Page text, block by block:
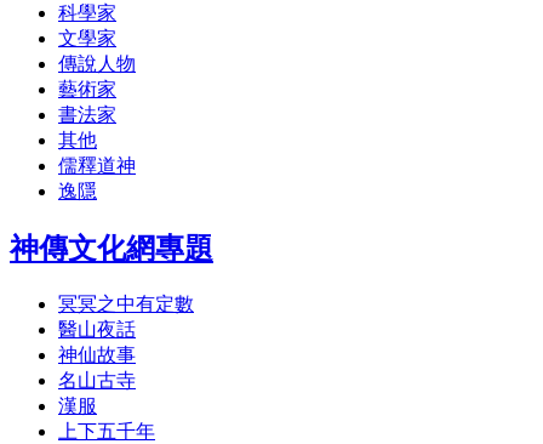
科學家
文學家
傳說人物
藝術家
書法家
其他
儒釋道神
逸隱
神傳文化網專題
冥冥之中有定數
醫山夜話
神仙故事
名山古寺
漢服
上下五千年